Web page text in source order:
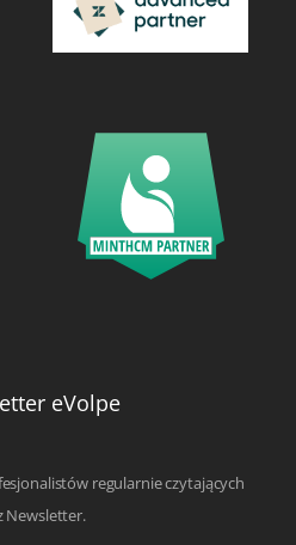
eVolpe
regularnie czytających
Newsletter.